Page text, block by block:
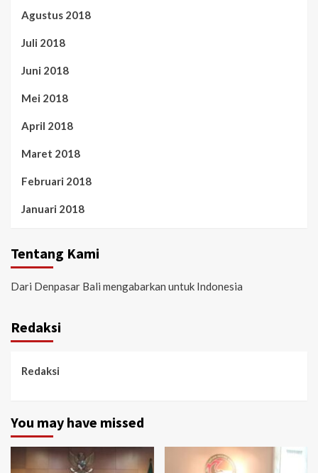
Agustus 2018
Juli 2018
Juni 2018
Mei 2018
April 2018
Maret 2018
Februari 2018
Januari 2018
Tentang Kami
Dari Denpasar Bali mengabarkan untuk Indonesia
Redaksi
Redaksi
You may have missed